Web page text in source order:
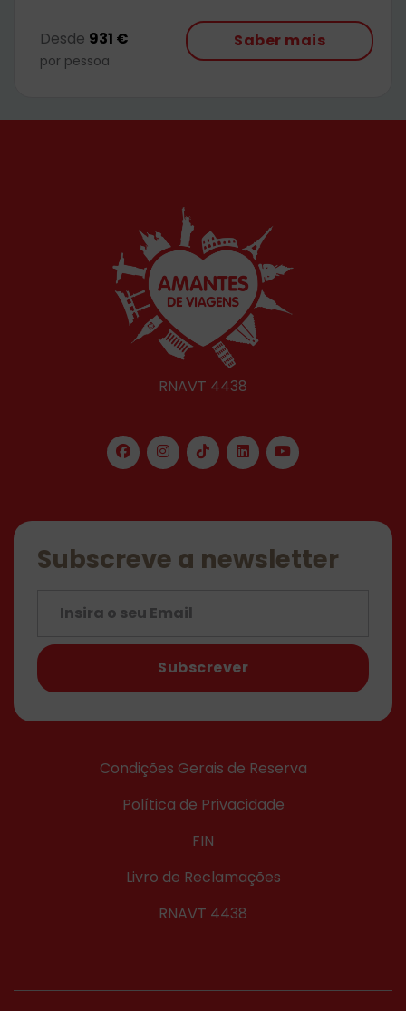
Desde 931 €
por pessoa
Saber mais
RNAVT 4438
Subscreve a newsletter
Subscrever
Condições Gerais de Reserva
Política de Privacidade
FIN
Livro de Reclamações
RNAVT 4438